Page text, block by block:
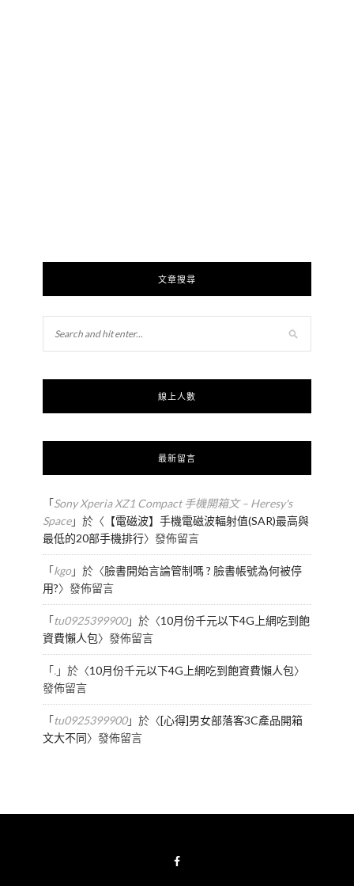
文章搜尋
線上人數
最新留言
「Sony Xperia XZ1 Compact 手機開箱文 – Heresy's
Space」於〈 【電磁波】手機電磁波輻射值(SAR)最高與
最低的20部手機排行〉發佈留言
「kgo」於〈臉書開始言論管制嗎 ? 臉書帳號為何被停
用?〉發佈留言
「tu0925399900」於〈10月份千元以下4G上網吃到飽
資費懶人包〉發佈留言
「.」於〈10月份千元以下4G上網吃到飽資費懶人包〉
發佈留言
「tu0925399900」於〈[心得]男女部落客3C產品開箱
文大不同〉發佈留言